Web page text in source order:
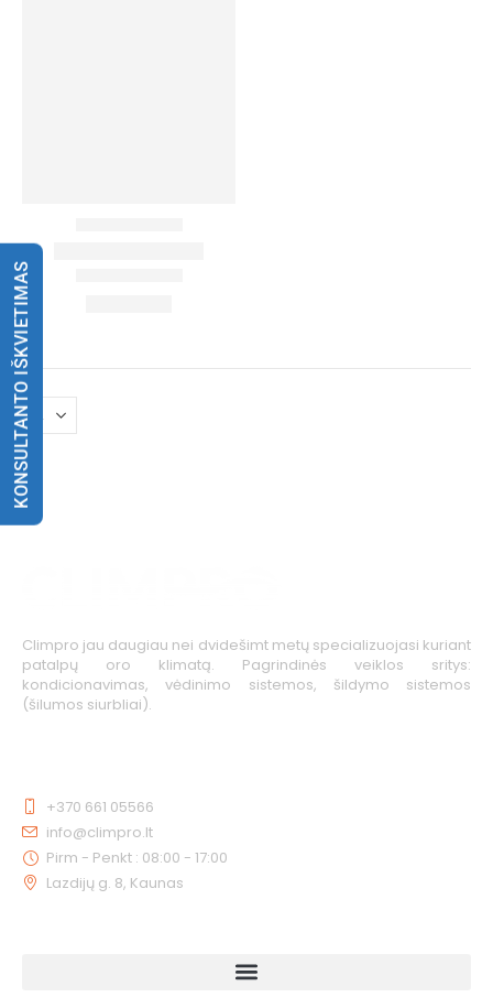
Climpro jau daugiau nei dvidešimt metų specializuojasi kuriant
patalpų oro klimatą. Pagrindinės veiklos sritys:
kondicionavimas, vėdinimo sistemos, šildymo sistemos
(šilumos siurbliai).
+370 661 05566
info@climpro.lt
Pirm - Penkt : 08:00 - 17:00
Lazdijų g. 8, Kaunas
KONSULTANTO IŠKVIETIMAS